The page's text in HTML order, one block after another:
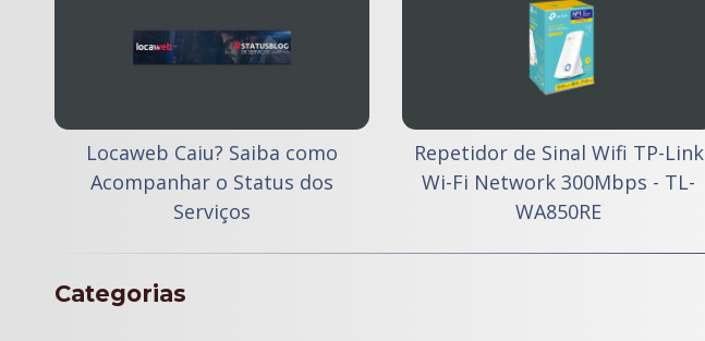
Locaweb Caiu? Saiba como
Acompanhar o Status dos
Serviços
Repetidor de Sinal Wifi TP-Link
Wi-Fi Network 300Mbps - TL-
WA850RE
Categorias